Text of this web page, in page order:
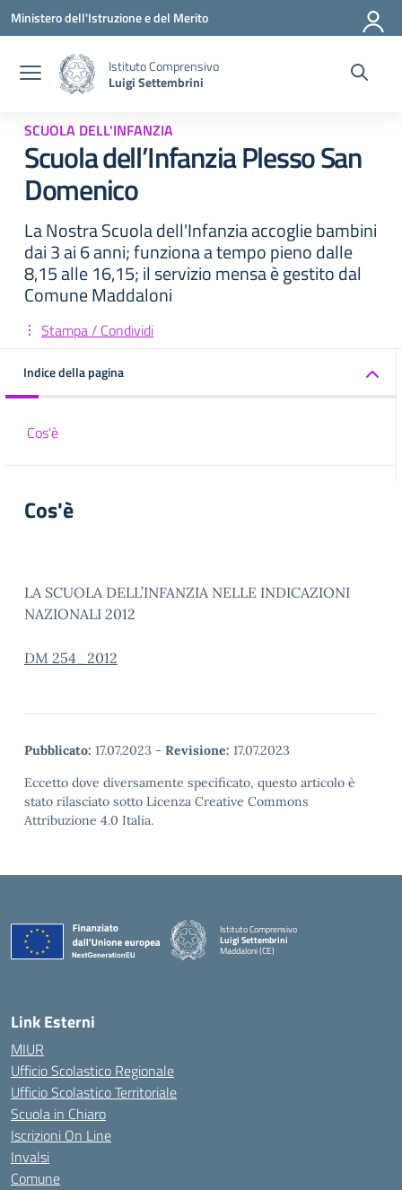
Vai ai contenuti
Vai al menu di navigazione
Vai al footer
Ministero dell'Istruzione e del Merito
Istituto Comprensivo
Luigi Settembrini
SCUOLA DELL'INFANZIA
Scuola dell’Infanzia Plesso San
Domenico
La Nostra Scuola dell'Infanzia accoglie bambini
dai 3 ai 6 anni; funziona a tempo pieno dalle
8,15 alle 16,15; il servizio mensa è gestito dal
Comune Maddaloni
Stampa / Condividi
Indice della pagina
Cos'è
Cos'è
LA SCUOLA DELL’INFANZIA NELLE INDICAZIONI
NAZIONALI 2012
DM 254_2012
Pubblicato: 17.07.2023 - Revisione: 17.07.2023
Eccetto dove diversamente specificato, questo articolo è
stato rilasciato sotto Licenza Creative Commons
Attribuzione 4.0 Italia.
Istituto Comprensivo
Luigi Settembrini
Maddaloni (CE)
Link Esterni
MIUR
Ufficio Scolastico Regionale
Ufficio Scolastico Territoriale
Scuola in Chiaro
Iscrizioni On Line
Invalsi
Comune